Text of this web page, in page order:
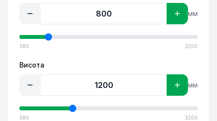
мм
380 3200
Висота
мм
380 3200